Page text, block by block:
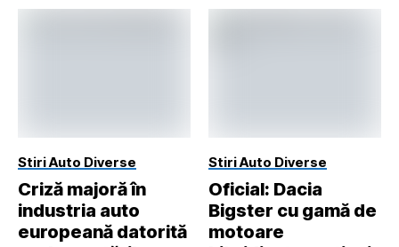
Stiri Auto Diverse
Criză majoră în
industria auto
europeană datorită
Stiri Auto Diverse
Oficial: Dacia
Bigster cu gamă de
motoare